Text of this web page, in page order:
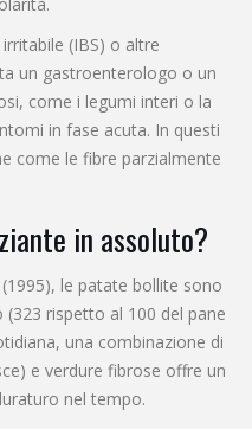
(IBS) o altre
un gastroenterologo o un
come i legumi interi o la
in fase acuta. In questi
come le fibre parzialmente
in assoluto?
le patate bollite sono
rispetto al 100 del pane
una combinazione di
e verdure fibrose offre un
nel tempo.